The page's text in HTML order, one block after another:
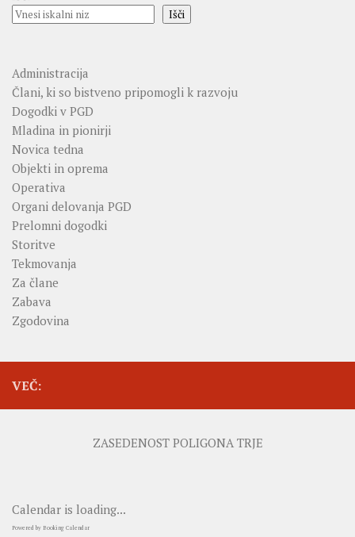
Išči
Administracija
Člani, ki so bistveno pripomogli k razvoju
Dogodki v PGD
Mladina in pionirji
Novica tedna
Objekti in oprema
Operativa
Organi delovanja PGD
Prelomni dogodki
Storitve
Tekmovanja
Za člane
Zabava
Zgodovina
VEČ:
ZASEDENOST POLIGONA TRJE
Calendar is loading...
Powered by Booking Calendar